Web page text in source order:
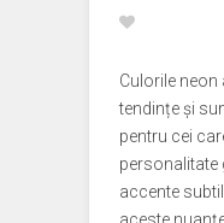
Culorile neon
tendințe și
pentru cei
personalitate
accente